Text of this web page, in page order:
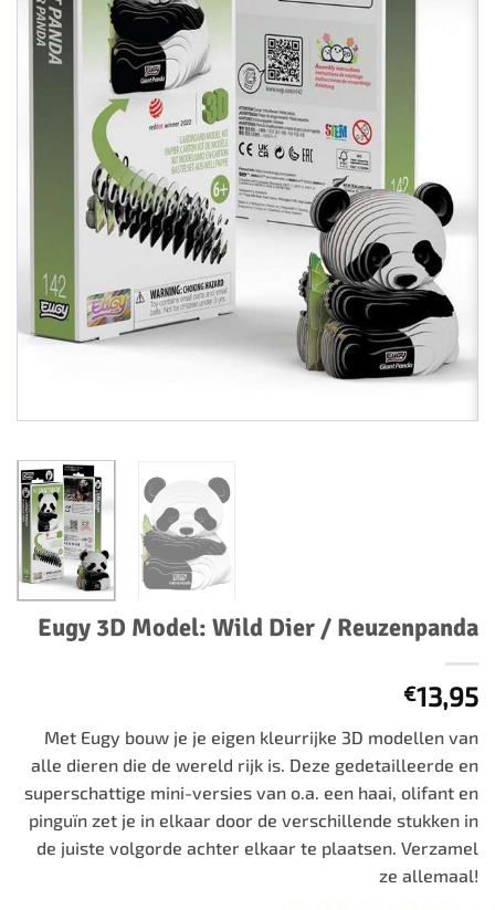
Eugy 3D Model: Wild Dier / Reuzenpanda
€13,95
Met Eugy bouw je je eigen kleurrijke 3D modellen van
alle dieren die de wereld rijk is. Deze gedetailleerde en
superschattige mini-versies van o.a. een haai, olifant en
pinguïn zet je in elkaar door de verschillende stukken in
de juiste volgorde achter elkaar te plaatsen. Verzamel
ze allemaal!